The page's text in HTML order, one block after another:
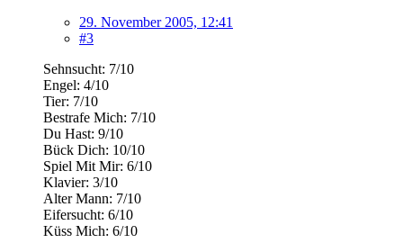
29. November 2005, 12:41
#3
Sehnsucht: 7/10
Engel: 4/10
Tier: 7/10
Bestrafe Mich: 7/10
Du Hast: 9/10
Bück Dich: 10/10
Spiel Mit Mir: 6/10
Klavier: 3/10
Alter Mann: 7/10
Eifersucht: 6/10
Küss Mich: 6/10